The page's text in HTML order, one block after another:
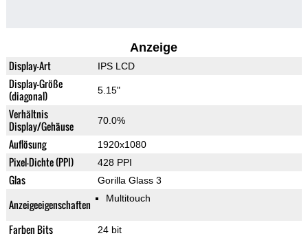
Anzeige
Display-Art IPS LCD
Display-Größe
(diagonal)
5.15"
Verhältnis
Display/Gehäuse
70.0%
Auflösung 1920x1080
Pixel-Dichte (PPI) 428 PPI
Glas Gorilla Glass 3
Anzeigeeigenschaften Multitouch
Farben Bits 24 bit